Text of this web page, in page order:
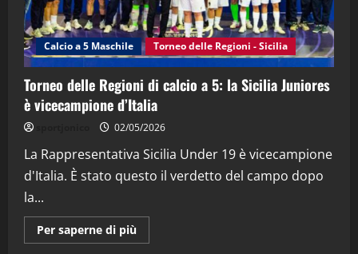
4
“SportEmpire” in Podcast: 27^ Puntata
(Martedi 14 Aprile 2026)
15/04/2026
"SportEmpire" in Podcast
“SportEmpire” in Podcast: 26^ Puntata
08/04/2026
Calcio a 5 Maschile Torneo delle Regioni - Sicilia
Torneo delle Regioni di calcio a 5: la Sicilia Juniores
è vicecampione d’Italia
02/05/2026
La Rappresentativa Sicilia Under 19 è vicecampione
d'Italia. È stato questo il verdetto del campo dopo
la...
Per saperne di più
informazioni